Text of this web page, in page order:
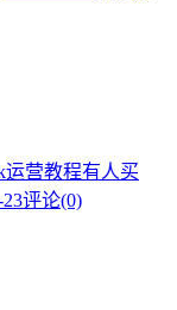
运营教程有人买
23评论(0)